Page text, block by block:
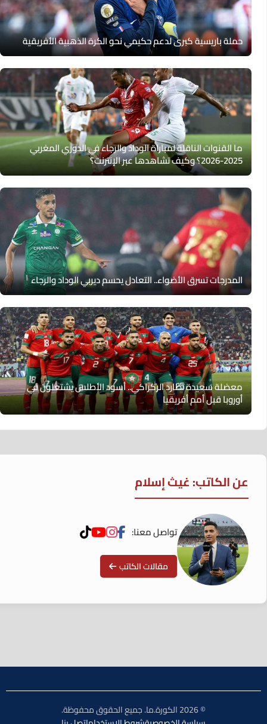
حملة باريسية كبرى لدعم حكيمي نحو الكرة الذهبية الأفريقية
ما القنوات الناقلة لمباراة الوداد والرجاء في الدوري المغربي
2025-2026؟ وكيف تشاهدها عبر الإنترنت؟
المدرجات تسرق الأضواء.. التعادل يحسم ديربي الوداد والرجاء
معضلة سعيدة تطارد الركراكي.. أسود الأطلس يشتعلون في
أوروبا قبل أمم أفريقيا
عن الكاتب: غيث إسلام
تواصل معنا:
مقالات الكاتب